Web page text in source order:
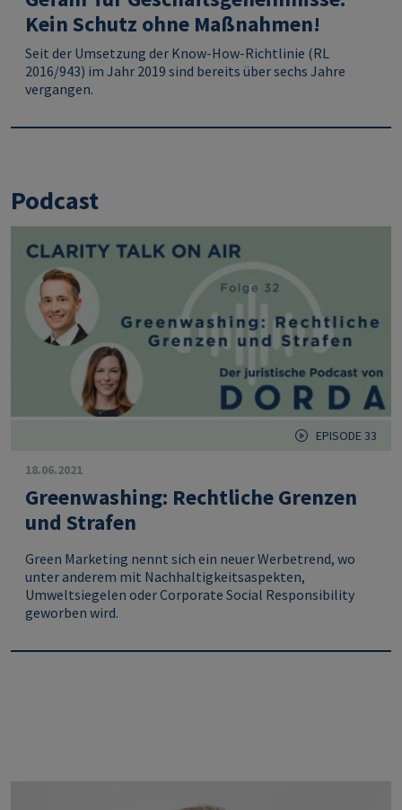
Kein Schutz ohne Maßnahmen!
Seit der Umsetzung der Know-How-Richtlinie (RL
2016/943) im Jahr 2019 sind bereits über sechs Jahre
vergangen.
Podcast
EPISODE 33
18.06.2021
Greenwashing: Rechtliche Grenzen
und Strafen
Green Marketing nennt sich ein neuer Werbetrend, wo
unter anderem mit Nachhaltigkeitsaspekten,
Umweltsiegelen oder Corporate Social Responsibility
geworben wird.